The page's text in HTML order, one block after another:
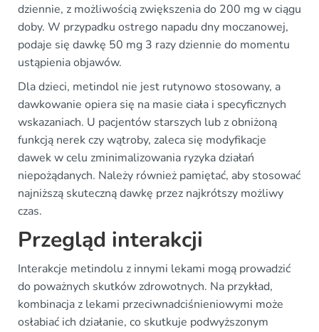
dziennie, z możliwością zwiększenia do 200 mg w ciągu
doby. W przypadku ostrego napadu dny moczanowej,
podaje się dawkę 50 mg 3 razy dziennie do momentu
ustąpienia objawów.
Dla dzieci, metindol nie jest rutynowo stosowany, a
dawkowanie opiera się na masie ciała i specyficznych
wskazaniach. U pacjentów starszych lub z obniżoną
funkcją nerek czy wątroby, zaleca się modyfikacje
dawek w celu zminimalizowania ryzyka działań
niepożądanych. Należy również pamiętać, aby stosować
najniższą skuteczną dawkę przez najkrótszy możliwy
czas.
Przegląd interakcji
Interakcje metindolu z innymi lekami mogą prowadzić
do poważnych skutków zdrowotnych. Na przykład,
kombinacja z lekami przeciwnadciśnieniowymi może
osłabiać ich działanie, co skutkuje podwyższonym